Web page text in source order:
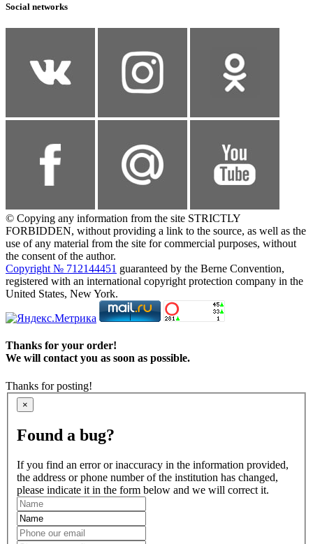
Social networks
© Copying any information from the site STRICTLY
FORBIDDEN, without providing a link to the source, as well as the
use of any material from the site for commercial purposes, without
the consent of the author.
Copyright № 712144451 guaranteed by the Berne Convention,
registered with an international copyright protection company in the
United States, New York.
Thanks for your order!
We will contact you as soon as possible.
Thanks for posting!
×
Found a bug?
If you find an error or inaccuracy in the information provided,
the address or phone number of the institution has changed,
please indicate it in the form below and we will correct it.